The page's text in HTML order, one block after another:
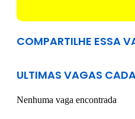
COMPARTILHE ESSA
ULTIMAS VAGAS
Nenhuma vaga encontrada